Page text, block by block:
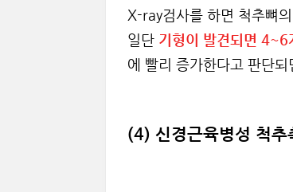
X-ray검사를 하면 척추뼈
일단 기형이 발견되면 4~6
에 빨리 증가한다고 판단
(4) 신경근육병성 척추